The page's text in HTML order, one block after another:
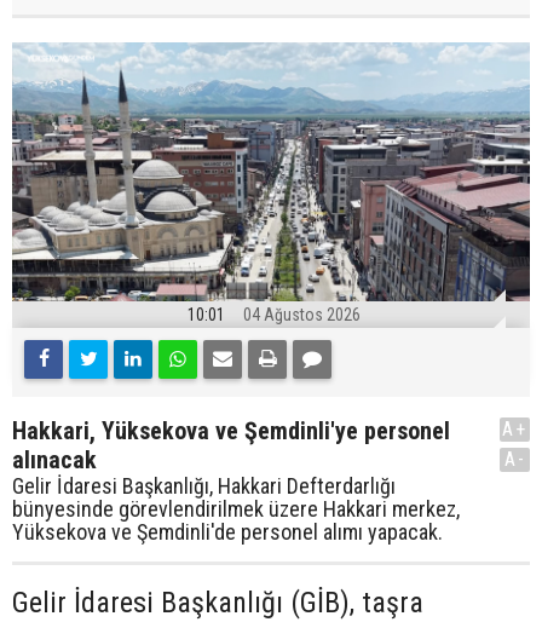
10:01 04 Ağustos 2026
Hakkari, Yüksekova ve Şemdinli'ye personel
alınacak
Gelir İdaresi Başkanlığı, Hakkari Defterdarlığı
bünyesinde görevlendirilmek üzere Hakkari merkez,
Yüksekova ve Şemdinli'de personel alımı yapacak.
A+
A-
Gelir İdaresi Başkanlığı (GİB), taşra